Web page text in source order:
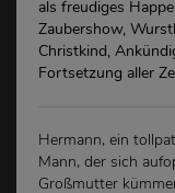
als freudiges
Zaubershow,
Christkind,
Fortsetzung aller
Hermann, ein
Mann, der sich
Großmutter